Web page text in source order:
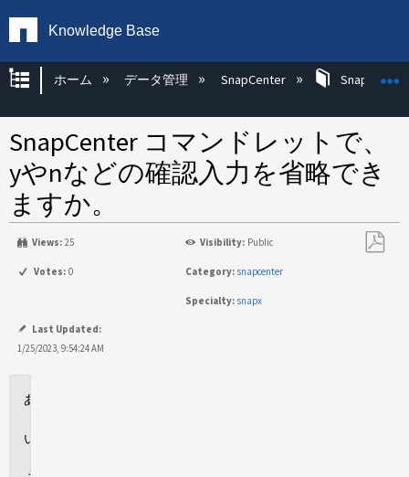
Knowledge Base
グローバル階層を展開/折りたたむ
ホーム データ管理 SnapCenter SnapCenter
SnapCenter コマンドレットで、
yやnなどの確認入力を省略でき
ますか。
Views: 25 Visibility: Public
Votes: 0 Category: snapcenter
Specialty: snapx
Last Updated:
1/25/2023, 9:54:24 AM